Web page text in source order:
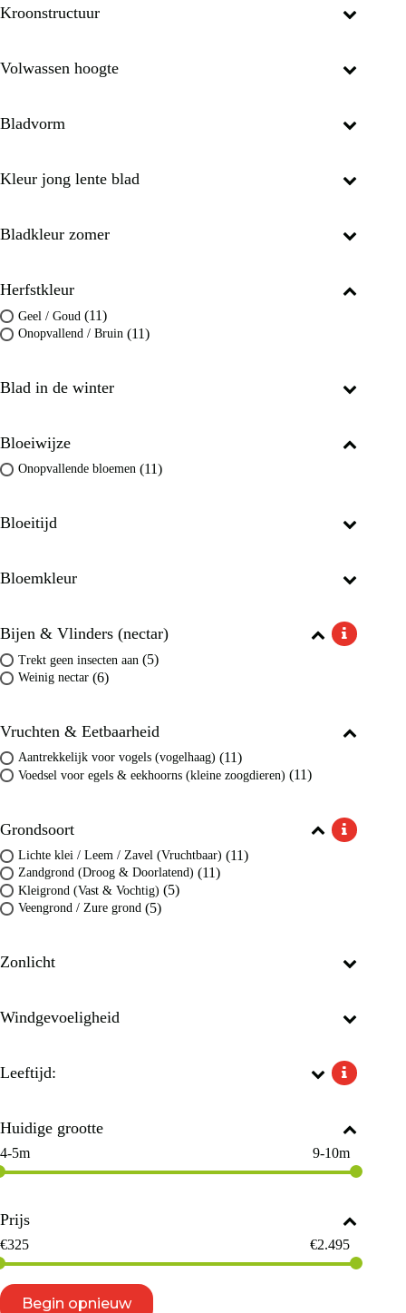
Kroonstructuur
Volwassen hoogte
Bladvorm
Kleur jong lente blad
Bladkleur zomer
Herfstkleur
Geel / Goud (11)
Onopvallend / Bruin (11)
Blad in de winter
Bloeiwijze
Onopvallende bloemen (11)
Bloeitijd
Bloemkleur
Bijen & Vlinders (nectar)
Trekt geen insecten aan (5)
Weinig nectar (6)
Vruchten & Eetbaarheid
Aantrekkelijk voor vogels (vogelhaag) (11)
Voedsel voor egels & eekhoorns (kleine zoogdieren) (11)
Grondsoort
Lichte klei / Leem / Zavel (Vruchtbaar) (11)
Zandgrond (Droog & Doorlatend) (11)
Kleigrond (Vast & Vochtig) (5)
Veengrond / Zure grond (5)
Zonlicht
Windgevoeligheid
Leeftijd:
Huidige grootte
4-5m 9-10m
Prijs
€325 €2.495
Begin opnieuw